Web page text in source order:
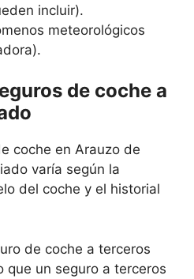
incluir).
meteorológicos
de coche a
coche en Arauzo de
varía según la
del coche y el historial
de coche a terceros
que un seguro a terceros